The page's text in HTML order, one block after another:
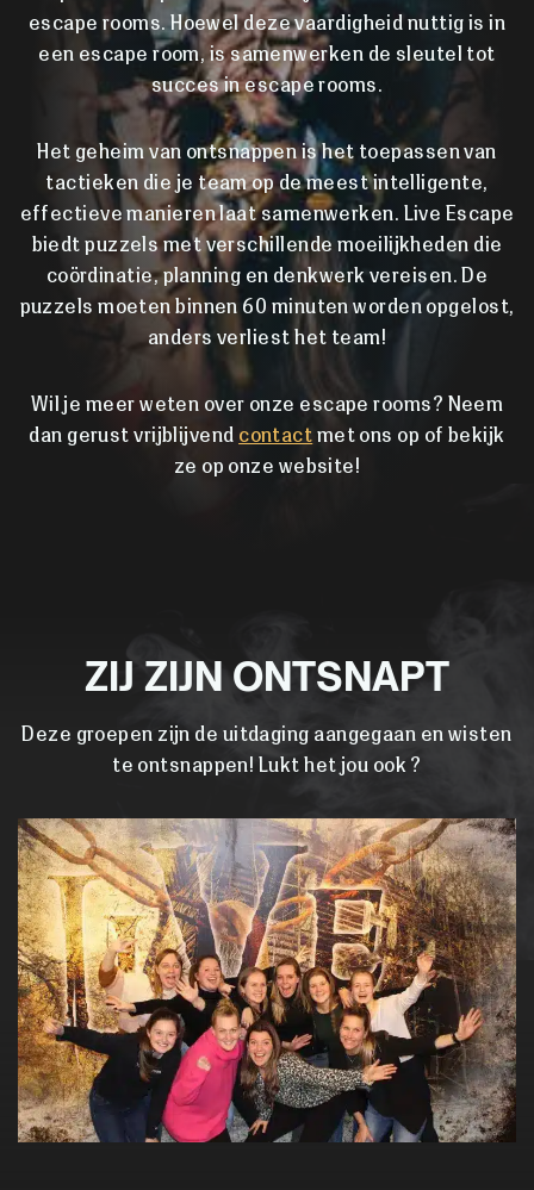
escape rooms. Hoewel deze vaardigheid nuttig is in
een escape room, is samenwerken de sleutel tot
succes in escape rooms.
Het geheim van ontsnappen is het toepassen van
tactieken die je team op de meest intelligente,
effectieve manieren laat samenwerken. Live Escape
biedt puzzels met verschillende moeilijkheden die
coördinatie, planning en denkwerk vereisen. De
puzzels moeten binnen 60 minuten worden opgelost,
anders verliest het team!
Wil je meer weten over onze escape rooms? Neem
dan gerust vrijblijvend contact met ons op of bekijk
ze op onze website!
ZIJ ZIJN ONTSNAPT
Deze groepen zijn de uitdaging aangegaan en wisten
te ontsnappen! Lukt het jou ook ?